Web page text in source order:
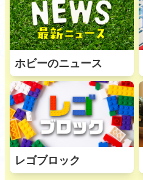
ホビーのニュース
レゴブロック